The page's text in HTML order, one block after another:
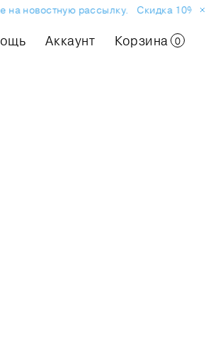
новостную рассылку. Скидка 10% на
Аккаунт Корзина 0